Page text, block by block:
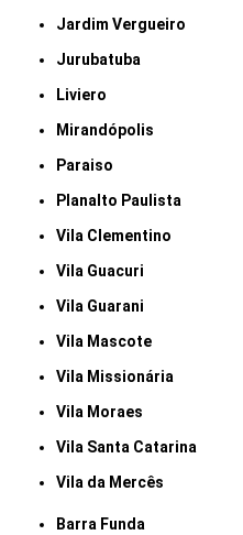
Jardim Vergueiro
Jurubatuba
Liviero
Mirandópolis
Paraiso
Planalto Paulista
Vila Clementino
Vila Guacuri
Vila Guarani
Vila Mascote
Vila Missionária
Vila Moraes
Vila Santa Catarina
Vila da Mercês
Barra Funda